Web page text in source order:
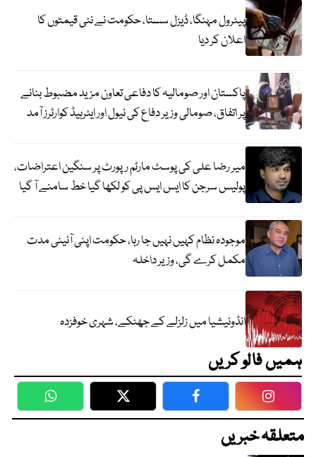
پیٹرول مہنگا، ڈیزل سستا، حکومت نے نئی قیمتوں کا
اعلان کر دیا
پاکستان اور صومالیہ کا دفاعی تعاون مزید مضبوط بنانے
پر اتفاق، صومالی وزیر دفاع کی نیول اور ایئرہیڈ کوارٹرز آمد
میر رضا علی کی پوسٹ مارٹم رپورٹ پر سنگین اعتراضات،
پولیس سرجن کا ایس ایس پی کو لکھا گیا خط سامنے آ گیا
موجودہ نظام کہیں نہیں جا رہا، حکومت اپنی آئینی مدت
مکمل کرے گی، وزیر داخلہ
انڈونیشیا میں زلزلے کے جھٹکے، شہری خوفزدہ
ہمیں فالو کریں
WhatsApp Twitter Facebook
متعلقہ خبریں